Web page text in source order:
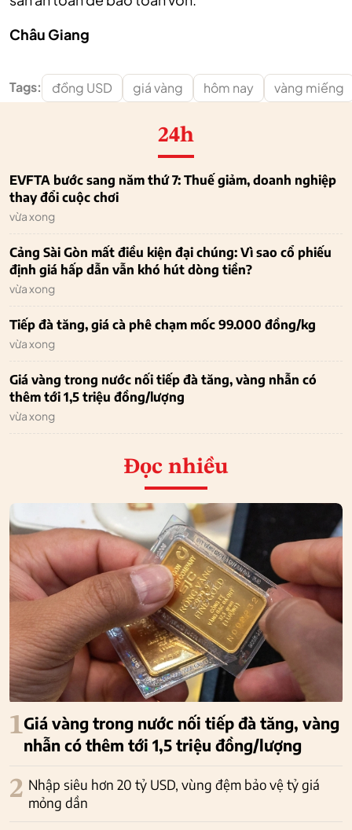
Châu Giang
Tags: đồng USD giá vàng hôm nay vàng miếng
24h
EVFTA bước sang năm thứ 7: Thuế giảm, doanh nghiệp
thay đổi cuộc chơi
vừa xong
Cảng Sài Gòn mất điều kiện đại chúng: Vì sao cổ phiếu
định giá hấp dẫn vẫn khó hút dòng tiền?
vừa xong
Tiếp đà tăng, giá cà phê chạm mốc 99.000 đồng/kg
vừa xong
Giá vàng trong nước nối tiếp đà tăng, vàng nhẫn có
thêm tới 1,5 triệu đồng/lượng
vừa xong
Đọc nhiều
1Giá vàng trong nước nối tiếp đà tăng, vàng
nhẫn có thêm tới 1,5 triệu đồng/lượng
2 Nhập siêu hơn 20 tỷ USD, vùng đệm bảo vệ tỷ giá
mỏng dần